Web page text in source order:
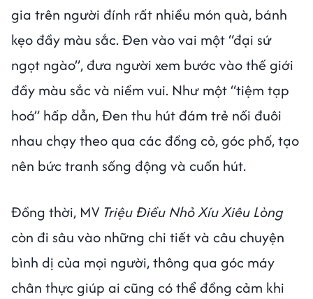
gia trên người đính rất nhiều món quà, bánh
kẹo đầy màu sắc. Đen vào vai một “đại sứ
ngọt ngào”, đưa người xem bước vào thế giới
đầy màu sắc và niềm vui. Như một “tiệm tạp
hoá” hấp dẫn, Đen thu hút đám trẻ nối đuôi
nhau chạy theo qua các đồng cỏ, góc phố, tạo
nên bức tranh sống động và cuốn hút.
Đồng thời, MV Triệu Điều Nhỏ Xíu Xiêu Lòng
còn đi sâu vào những chi tiết và câu chuyện
bình dị của mọi người, thông qua góc máy
chân thực giúp ai cũng có thể đồng cảm khi